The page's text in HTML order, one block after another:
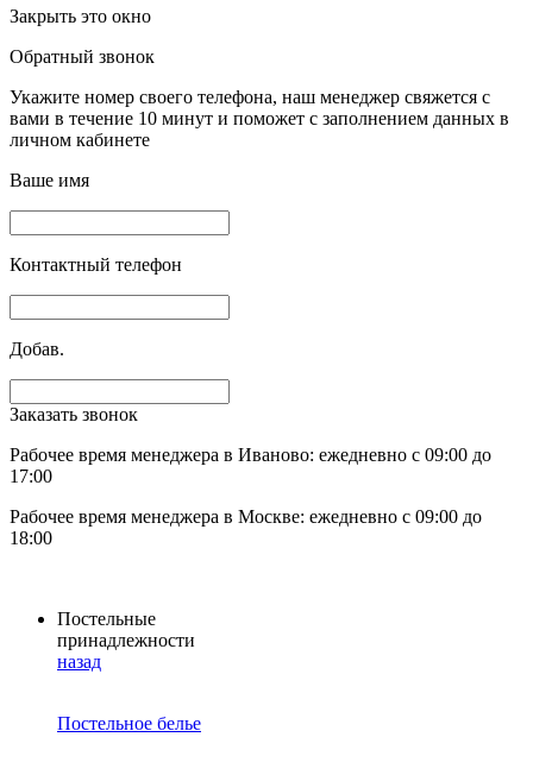
Закрыть это окно
Обратный звонок
Укажите номер своего телефона, наш менеджер свяжется с
вами в течение 10 минут и поможет с заполнением данных в
личном кабинете
Ваше имя
Контактный телефон
Добав.
Заказать звонок
Рабочее время менеджера в Иваново: ежедневно с 09:00 до
17:00
Рабочее время менеджера в Москве: ежедневно с 09:00 до
18:00
Постельные
принадлежности
назад
Постельное белье